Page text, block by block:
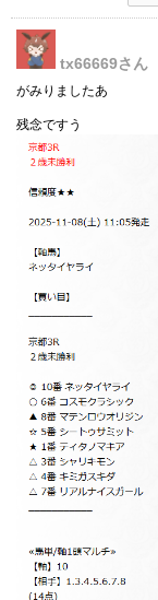
tx66669さん
がみりましたあ
残念ですう